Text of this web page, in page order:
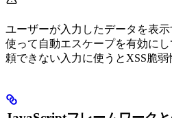
ユーザーが入力したデータを表
使って自動エスケープを有効にし
頼できない入力に使うとXSS脆弱